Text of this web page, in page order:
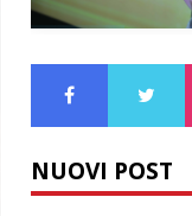
NUOVI POST